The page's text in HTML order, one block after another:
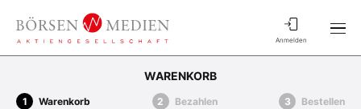
Anmelden
WARENKORB
Warenkorb Bezahlen Bestellen